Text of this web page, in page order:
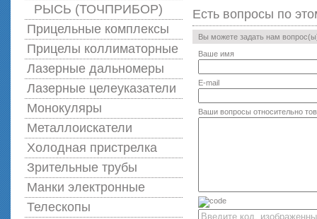
РЫСЬ (ТОЧПРИБОР)
Прицельные комплексы
Прицелы коллиматорные
Лазерные дальномеры
Лазерные целеуказатели
Монокуляры
Металлоискатели
Холодная пристрелка
Зрительные трубы
Манки электронные
Телескопы
Есть вопросы по
Вы можете задать нам
Ваше имя
E-mail
Ваши вопросы относительно